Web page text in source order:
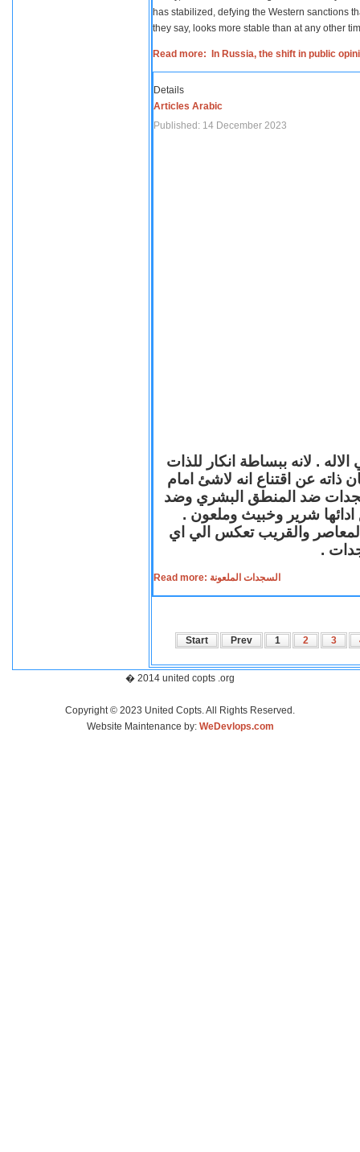
has stabilized, defying the Western sanctions
they say, looks more stable than at any other
Read more: In Russia, the shift in public
Details
Articles Arabic
Published: 14 December 2023
. لانه ببساطة انكار للذات
ذاته عن اقتناع انه لاشئ امام
ضد المنطق البشري وضد
ادائها شرير وخبيث وملعون .
المعاصر والقريب تعكس الي اي
.
Read more: السجدات الملعونة
Start Prev 1 2 3
� 2014 united copts .org
Copyright © 2023 United Copts. All Rights Reserved.
Website Maintenance by: WeDevlops.com